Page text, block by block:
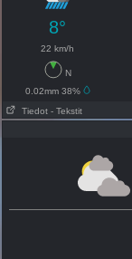
8°
22 km/h
N
0.02mm 38%
Tiedot - Tekstit